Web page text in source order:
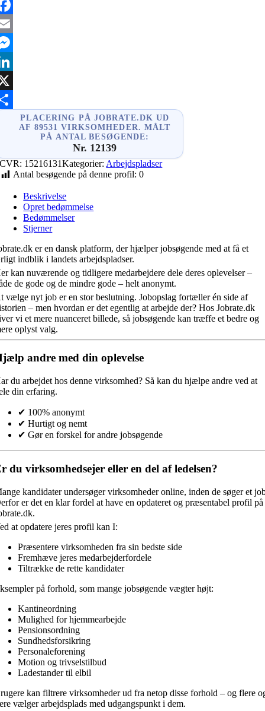
PLACERING PÅ JOBRATE.DK UD
AF 89531 VIRKSOMHEDER. MÅLT
PÅ ANTAL BESØGENDE:
Nr. 12139
CVR: 15216131Kategorier: Arbejdspladser
Antal besøgende på denne profil: 0
Beskrivelse
Opret bedømmelse
Bedømmelser
Stjerner
er en dansk platform, der hjælper jobsøgende med at få et
indblik i landets arbejdspladser.
kan nuværende og tidligere medarbejdere dele deres oplevelser –
de gode og de mindre gode – helt anonymt.
vælge nyt job er en stor beslutning. Jobopslag fortæller én side af
– men hvordan er det egentlig at arbejde der? Hos Jobrate.dk
vi et mere nuanceret billede, så jobsøgende kan træffe et bedre og
oplyst valg.
andre med din oplevelse
du arbejdet hos denne virksomhed? Så kan du hjælpe andre ved at
din erfaring.
✔ 100% anonymt
✔ Hurtigt og nemt
✔ Gør en forskel for andre jobsøgende
du virksomhedsejer eller en del af ledelsen?
kandidater undersøger virksomheder online, inden de søger et
er det en klar fordel at have en opdateret og præsentabel profil på
at opdatere jeres profil kan I:
Præsentere virksomheden fra sin bedste side
Fremhæve jeres medarbejderfordele
Tiltrække de rette kandidater
på forhold, som mange jobsøgende vægter højt:
Kantineordning
Mulighed for hjemmearbejde
Pensionsordning
Sundhedsforsikring
Personaleforening
Motion og trivselstilbud
Ladestander til elbil
kan filtrere virksomheder ud fra netop disse forhold – og flere
vælger arbejdsplads med udgangspunkt i dem.